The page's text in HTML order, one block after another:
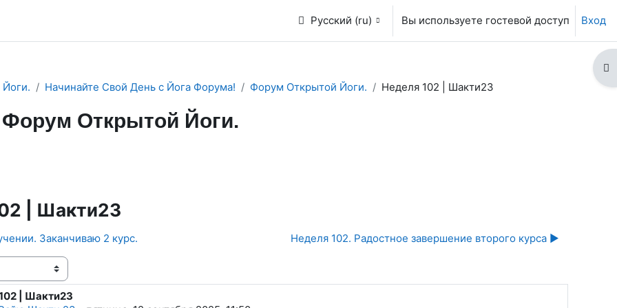
Русский ‎(ru)‎ Вы используете гостевой доступ Вход
Начинайте Свой День с Йога Форума! Форум Открытой Йоги. Неделя 102 | Шакти23
Форум Открытой Йоги.
| Шакти23
Заканчиваю 2 курс. Неделя 102. Радостное завершение второго курса ▶︎
| Шакти23
ответов: 0